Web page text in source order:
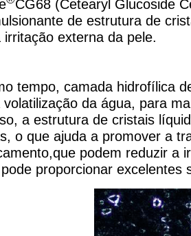
CG68 (Cetearyl Glucoside
de estrutura de
irritação externa da pele.
tempo, camada hidrofílica
volatilização da água, para
a estrutura de cristais
o que ajuda a promover a
podem reduzir a
proporcionar excelentes